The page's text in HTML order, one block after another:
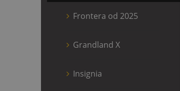
Frontera od 2025
Grandland X
Insignia